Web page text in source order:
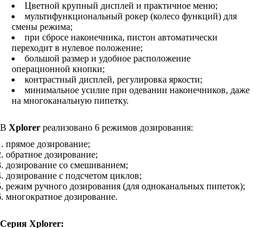
Цветной крупный дисплей и практичное меню;
мультифункциональный рокер (колесо функций) для
смены режима;
при сбросе наконечника, пистон автоматически
переходит в нулевое положение;
большой размер и удобное расположение
операционной кнопки;
контрастный дисплей, регулировка яркости;
минимальное усилие при одевании наконечников, даже
на многоканальную пипетку.
В Xplorer реализовано 6 режимов дозирования:
прямое дозирование;
обратное дозирование;
дозирование со смешиванием;
дозирование с подсчетом циклов;
режим ручного дозирования (для одноканальных пипеток);
многократное дозирование.
Серия Xplorer: